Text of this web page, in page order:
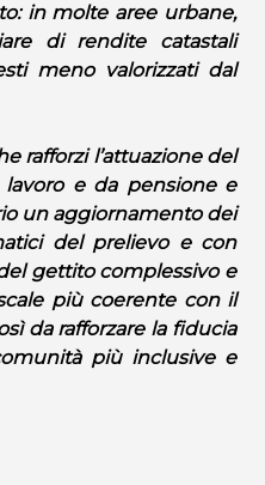
in molte aree urbane,
di rendite catastali
meno valorizzati dal
rafforzi l’attuazione del
e da pensione e
un aggiornamento dei
del prelievo e con
gettito complessivo e
più coerente con il
da rafforzare la fiducia
più inclusive e